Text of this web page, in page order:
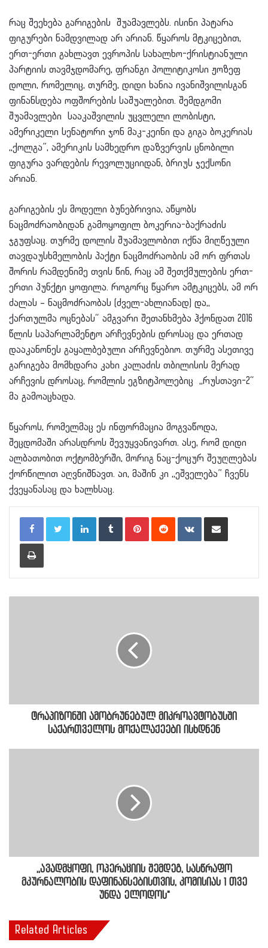
რაც შეეხება გარიგების შუამავლებს. ისინი პატარა
ფიგურები ნამდვილად არ არიან. წყაროს მტკიცებით,
ერთ-ერთი გახლავთ ევროპის სახალხო-ქრისტიანული
პარტიის თავმჯდომარე, ფრანგი პოლიტიკოსი ჟოზეფ
დოლი, რომელიც, თურმე, დიდი ხანია ივანიშვილისგან
ფინანსდება ოფშორების საშუალებით. შემდგომი
შუამავლები სააკაშვილის უცვლელი ლობისტი,
ამერიკელი სენატორი ჯონ მაკ-კეინი და გიგა ბოკერიას
,,ქოლგა”, ამერიკის სამხედრო დაზვერვის ცნობილი
ფიგურა ვარდების რევოლუციიდან, ბრიუს ჯექსონი
არიან.
გარიგების ეს მოდელი ბუნებრივია, აწყობს
ნაცმოძრაობიდან გამოყოფილ ბოკერია-ბაქრაძის
ჯგუფსაც. თურმე დოლის შუამავლობით იქნა მიღწეული
თავდაუსხმელობის პაქტი ნაცმოძრაობის ამ ორ ფრთას
შორის რამდენიმე თვის წინ, რაც ამ შეთქმულების ერთ-
ერთი პუნქტი ყოფილა. როგორც წყარო ამტკიცებს, ამ ორ
ძალას – ნაცმოძრაობას (ძველ-ახლიანად) და,,
ქართულმა ოცნებას“ ამგვარი შეთანხმება ჰქონდათ 2016
წლის საპარლამენტო არჩევნების დროსაც და ერთად
დააკანონეს გაყალბებული არჩევნებიო. თურმე ასეთივე
გარიგება მომხდარა კახი კალაძის თბილისის მერად
არჩევის დროსაც, რომლის ეგზიტპოლებიც ,,რუსთავი-2“
მა გამოაცხადა.
წყაროს, რომელმაც ეს ინფორმაცია მოგვაწოდა,
შეცდომაში არასდროს შევუყვანივართ. ასე, რომ დიდი
ალბათობით ოქტომბერში, მორიგ ნაც-ქოცურ შეუღლებას
ქორწილით აღვნიშნავთ. აი, მაშინ კი ,,ეშველება” ჩვენს
ქვეყანასაც და ხალხსაც.
LinkedInTumblr PinterestReddit VKontakteShare via Email
Print
ტრაპიზონში ამობრუნებულ მიკროავტობუსში
საქართველოს მოქალაქეები ისხდნენ
,,ავადმყოფი, ოპერაციის შემდეგ, სასწრაფო
მკურნალობის დაფინანსებისთვის, კომისიას 1 თვე
უნდა ელოდოს"
Related Articles